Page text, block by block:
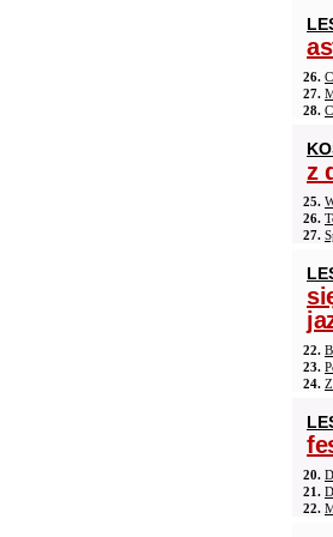
26.
27.
28.
z
25.
26.
27.
22.
23.
24.
20.
21.
22.